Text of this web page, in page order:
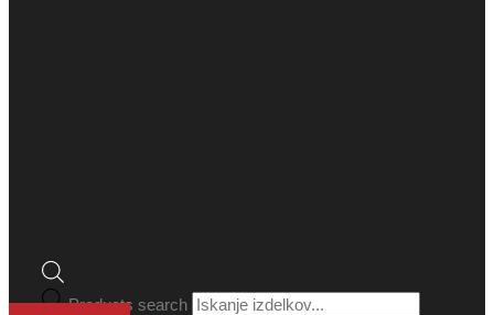
Products search